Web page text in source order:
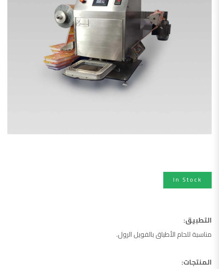
In Stock
التطبيق:
مناسبة للحام الأطباق بالفويل الرول.
المنتجات: